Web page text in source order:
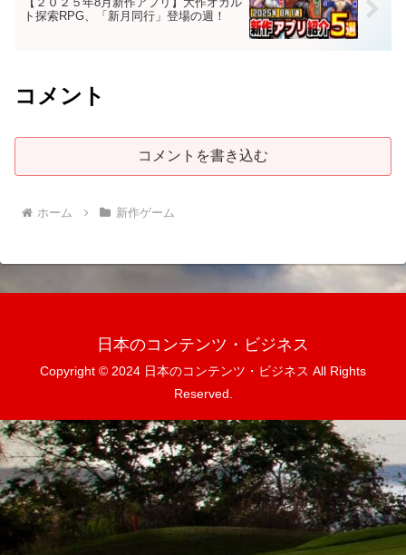
ト探索RPG、「新月同行」登場の週！
コメント
コメントを書き込む
ホーム 新作ゲーム
日本のコンテンツ・ビジネス
Copyright © 2024 日本のコンテンツ・ビジネス All Rights
Reserved.